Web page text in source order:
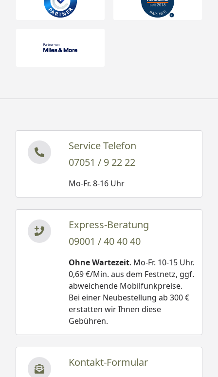
Service Telefon
07051 / 9 22 22
Mo-Fr. 8-16 Uhr
Express-Beratung
09001 / 40 40 40
Ohne Wartezeit. Mo-Fr. 10-15 Uhr.
0,69 €/Min. aus dem Festnetz, ggf.
abweichende Mobilfunkpreise.
Bei einer Neubestellung ab 300 €
erstatten wir Ihnen diese
Gebühren.
Kontakt-Formular